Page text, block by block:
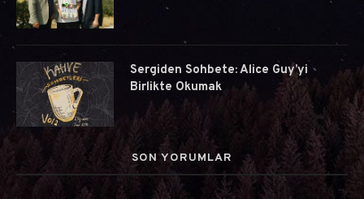
Sergiden Sohbete: Alice Guy’yi
Birlikte Okumak
SON YORUMLAR